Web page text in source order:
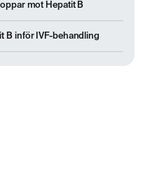
mot Hepatit B
B inför IVF-behandling